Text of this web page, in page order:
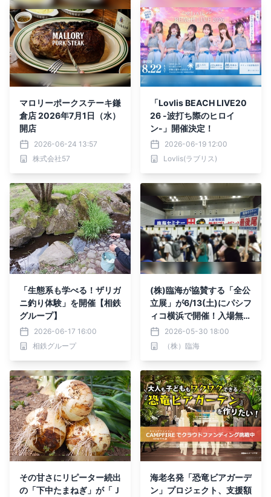
マロリーポークステーキ鎌
倉店 2026年7月1日（水）
開店
2026-06-24 13:57
株式会社57
「Lovlis BEACH LIVE20
26 -波打ち際のヒロイ
ン-」開催決定！
2026-06-19 12:00
Lovlis(ラブリス)
「生態系も学べる！ザリガ
ニ釣り体験」を開催【相鉄
グループ】
2026-06-17 16:00
相鉄グループ
(株)臨海が協賛する「全公
立展」が6/13(土)にパシフ
ィコ横浜で開催！入場無
料・完全予約制！
2026-05-30 18:00
（株）臨海
その甘さにリピーター続出
の「下中たまねぎ」が「Ｊ
海老名発「恐竜ビアガーデ
ン」プロジェクト、支援額